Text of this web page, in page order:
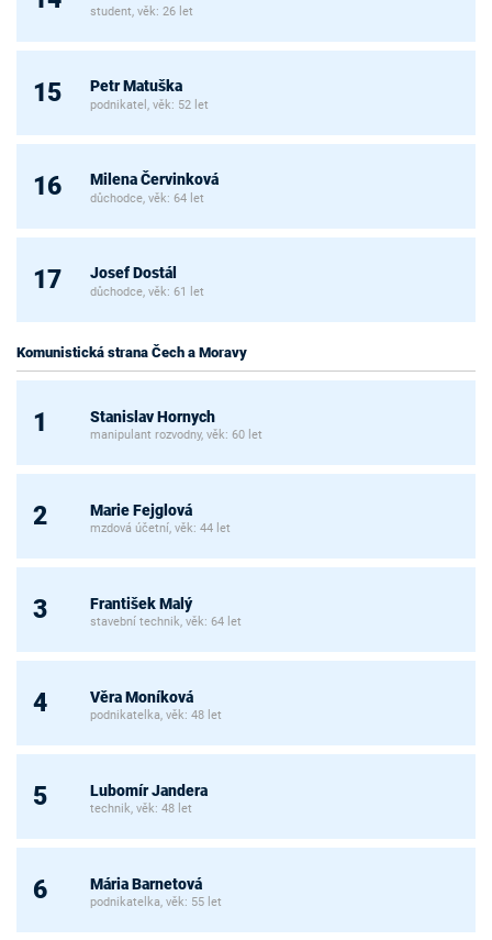
student, věk: 26 let
15 Petr Matuška
podnikatel, věk: 52 let
16 Milena Červinková
důchodce, věk: 64 let
17 Josef Dostál
důchodce, věk: 61 let
Komunistická strana Čech a Moravy
1 Stanislav Hornych
manipulant rozvodny, věk: 60 let
2 Marie Fejglová
mzdová účetní, věk: 44 let
3 František Malý
stavební technik, věk: 64 let
4 Věra Moníková
podnikatelka, věk: 48 let
5 Lubomír Jandera
technik, věk: 48 let
6 Mária Barnetová
podnikatelka, věk: 55 let